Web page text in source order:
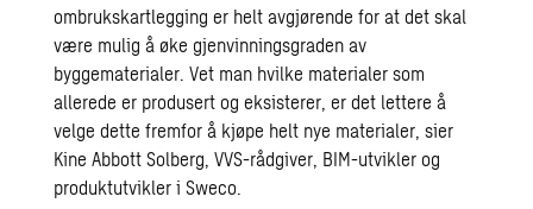
ombrukskartlegging er helt avgjørende for at det skal
være mulig å øke gjenvinningsgraden av
byggematerialer. Vet man hvilke materialer som
allerede er produsert og eksisterer, er det lettere å
velge dette fremfor å kjøpe helt nye materialer, sier
Kine Abbott Solberg, VVS-rådgiver, BIM-utvikler og
produktutvikler i Sweco.